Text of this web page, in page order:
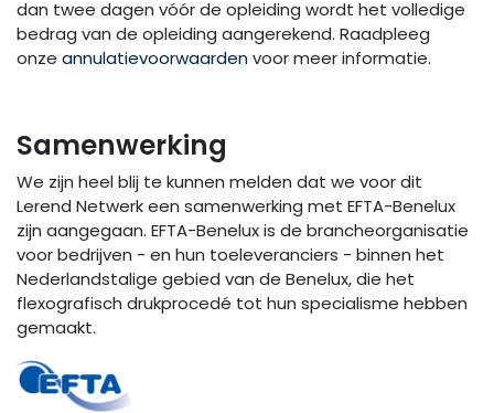
dan twee dagen vóór de opleiding wordt het volledige
bedrag van de opleiding aangerekend. Raadpleeg
onze annulatievoorwaardenvoor meer informatie.
Samenwerking
We zijn heel blij te kunnen melden dat we voor dit
Lerend Netwerk een samenwerking met EFTA-Benelux
zijn aangegaan. EFTA-Benelux is de brancheorganisatie
voor bedrijven - en hun toeleveranciers - binnen het
Nederlandstalige gebied van de Benelux, die het
flexografisch drukprocedé tot hun specialisme hebben
gemaakt.